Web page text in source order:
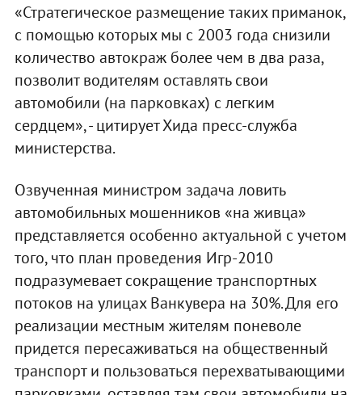
«Стратегическое размещение таких приманок,
с помощью которых мы с 2003 года снизили
количество автокраж более чем в два раза,
позволит водителям оставлять свои
автомобили (на парковках) с легким
сердцем», - цитирует Хида пресс-служба
министерства.
Озвученная министром задача ловить
автомобильных мошенников «на живца»
представляется особенно актуальной с учетом
того, что план проведения Игр-2010
подразумевает сокращение транспортных
потоков на улицах Ванкувера на 30%. Для его
реализации местным жителям поневоле
придется пересаживаться на общественный
транспорт и пользоваться перехватывающими